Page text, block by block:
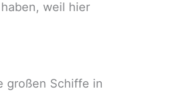
weil hier
großen Schiffe in